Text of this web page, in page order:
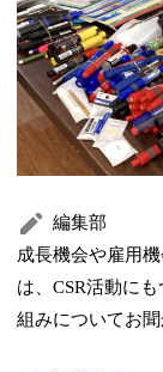
編集部
成長機会や雇用
は、CSR活動に
組みについてお聞